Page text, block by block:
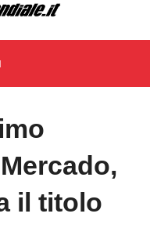
il titolo